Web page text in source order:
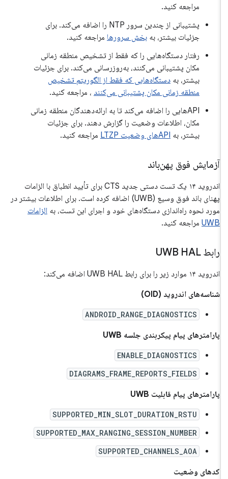
مراجعه کنید.
پشتیبانی از چندین سرور NTP را اضافه می‌کند. برای
جزئیات بیشتر، بهبخش سرورها مراجعه کنید.
رفتار دستگاه‌هایی را که فقط از تشخیص منطقه زمانی
مکان پشتیبانی می‌کنند، به‌روزرسانی می‌کند. برای جزئیات
بیشتر، بهدستگاه‌هایی که فقط از الگوریتم تشخیص
منطقه زمانی مکان پشتیبانی می‌کنند، مراجعه کنید.
APIهایی را اضافه می‌کند تا به ارائه‌دهندگان منطقه زمانی
مکان، اطلاعات وضعیت را گزارش دهند. برای جزئیات
بیشتر، بهAPIهای وضعیت LTZP مراجعه کنید.
آزمایش فوق پهن‌باند
اندروید ۱۴ یک تست دستی جدید CTS برای تأیید انطباق با الزامات
پهنای باند فوق وسیع (UWB) اضافه کرده است. برای اطلاعات بیشتر در
مورد نحوه راه‌اندازی دستگاه‌های خود و اجرای این تست، بهالزامات
UWBمراجعه کنید.
رابط UWB HAL
اندروید ۱۴ موارد زیر را برای رابط UWB HAL اضافه می‌کند:
شناسه‌های اندروید (OID)
ANDROID_RANGE_DIAGNOSTICS
پارامترهای پیام پیکربندی جلسه UWB
ENABLE_DIAGNOSTICS
DIAGRAMS_FRAME_REPORTS_FIELDS
پارامترهای پیام قابلیت UWB
SUPPORTED_MIN_SLOT_DURATION_RSTU
SUPPORTED_MAX_RANGING_SESSION_NUMBER
SUPPORTED_CHANNELS_AOA
کدهای وضعیت